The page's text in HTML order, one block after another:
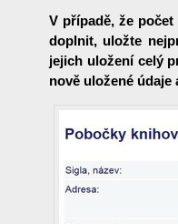
V případě, že
doplnit, uložte
jejich uložení celý
nově uložené